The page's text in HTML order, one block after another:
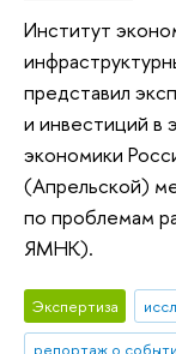
Институт
представил
и инвестиций в
экономики
(Апрельской)
по проблемам
ЯМНК).
Экспертиза
репортаж о